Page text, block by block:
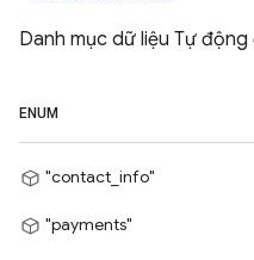
Danh mục dữ liệu Tự động
ENUM
"contact_info"
"payments"